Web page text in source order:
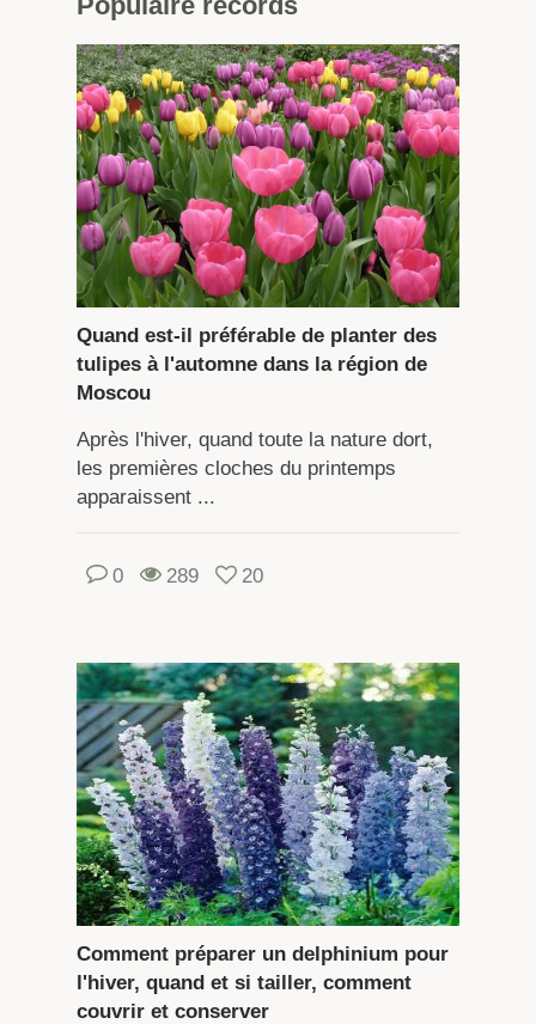
Quand est-il préférable de planter des
tulipes à l'automne dans la région de
Moscou
Après l'hiver, quand toute la nature dort,
les premières cloches du printemps
apparaissent ...
0 289 20
Comment préparer un delphinium pour
l'hiver, quand et si tailler, comment
couvrir et conserver